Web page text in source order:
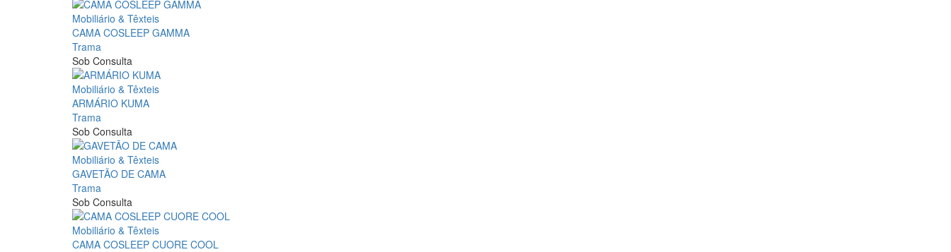
Mobiliário & Têxteis
CAMA COSLEEP GAMMA
Trama
Sob Consulta
Mobiliário & Têxteis
ARMÁRIO KUMA
Trama
Sob Consulta
Mobiliário & Têxteis
GAVETÃO DE CAMA
Trama
Sob Consulta
Mobiliário & Têxteis
CAMA COSLEEP CUORE COOL